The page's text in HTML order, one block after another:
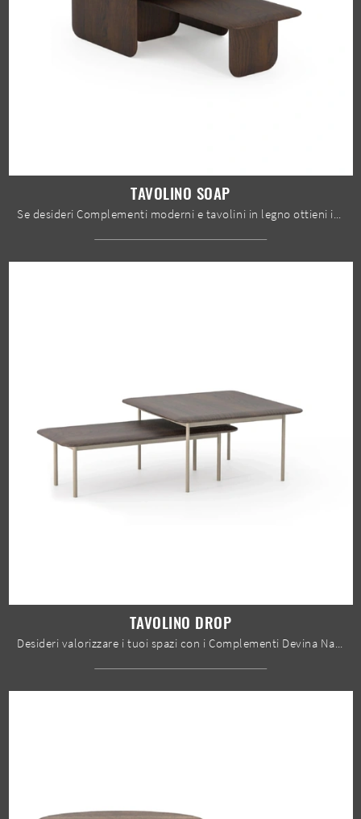
TAVOLINO SOAP
Se desideri Complementi moderni e tavolini in legno ottieni informazioni sul modello Tavolino Soap del brand Devina Nais.
TAVOLINO DROP
Desideri valorizzare i tuoi spazi con i Complementi Devina Nais? Ti presentiamo diversi modelli di tavolini in legno come Tavolino Drop.